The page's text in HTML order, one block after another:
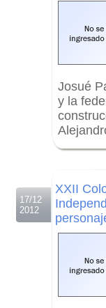
Josué
y la
17/12
2012
XXII